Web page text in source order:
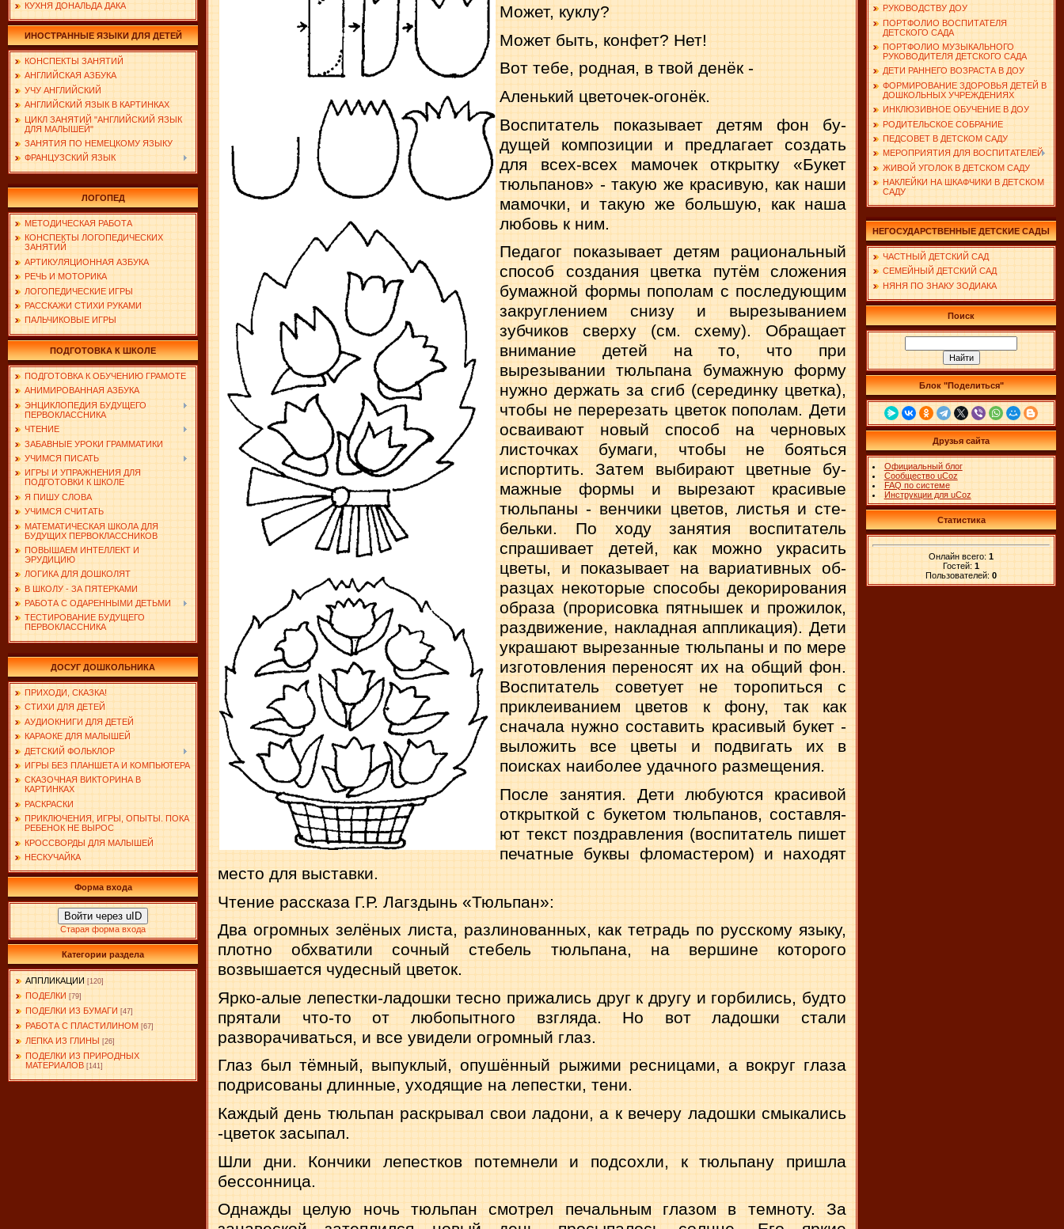
КУХНЯ ДОНАЛЬДА ДАКА
ИНОСТРАННЫЕ ЯЗЫКИ ДЛЯ ДЕТЕЙ
КОНСПЕКТЫ ЗАНЯТИЙ
АНГЛИЙСКАЯ АЗБУКА
УЧУ АНГЛИЙСКИЙ
АНГЛИЙСКИЙ ЯЗЫК В КАРТИНКАХ
ЦИКЛ ЗАНЯТИЙ "АНГЛИЙСКИЙ ЯЗЫК
ДЛЯ МАЛЫШЕЙ"
ЗАНЯТИЯ ПО НЕМЕЦКОМУ ЯЗЫКУ
ФРАНЦУЗСКИЙ ЯЗЫК
ЛОГОПЕД
МЕТОДИЧЕСКАЯ РАБОТА
КОНСПЕКТЫ ЛОГОПЕДИЧЕСКИХ
ЗАНЯТИЙ
АРТИКУЛЯЦИОННАЯ АЗБУКА
РЕЧЬ И МОТОРИКА
ЛОГОПЕДИЧЕСКИЕ ИГРЫ
РАССКАЖИ СТИХИ РУКАМИ
ПАЛЬЧИКОВЫЕ ИГРЫ
ПОДГОТОВКА К ШКОЛЕ
ПОДГОТОВКА К ОБУЧЕНИЮ ГРАМОТЕ
АНИМИРОВАННАЯ АЗБУКА
ЭНЦИКЛОПЕДИЯ БУДУЩЕГО
ПЕРВОКЛАССНИКА
ЧТЕНИЕ
ЗАБАВНЫЕ УРОКИ ГРАММАТИКИ
УЧИМСЯ ПИСАТЬ
ИГРЫ И УПРАЖНЕНИЯ ДЛЯ
ПОДГОТОВКИ К ШКОЛЕ
Я ПИШУ СЛОВА
УЧИМСЯ СЧИТАТЬ
МАТЕМАТИЧЕСКАЯ ШКОЛА ДЛЯ
БУДУЩИХ ПЕРВОКЛАССНИКОВ
ПОВЫШАЕМ ИНТЕЛЛЕКТ И
ЭРУДИЦИЮ
ЛОГИКА ДЛЯ ДОШКОЛЯТ
В ШКОЛУ - ЗА ПЯТЕРКАМИ
РАБОТА С ОДАРЕННЫМИ ДЕТЬМИ
ТЕСТИРОВАНИЕ БУДУЩЕГО
ПЕРВОКЛАССНИКА
ДОСУГ ДОШКОЛЬНИКА
ПРИХОДИ, СКАЗКА!
СТИХИ ДЛЯ ДЕТЕЙ
АУДИОКНИГИ ДЛЯ ДЕТЕЙ
КАРАОКЕ ДЛЯ МАЛЫШЕЙ
ДЕТСКИЙ ФОЛЬКЛОР
ИГРЫ БЕЗ ПЛАНШЕТА И КОМПЬЮТЕРА
СКАЗОЧНАЯ ВИКТОРИНА В
КАРТИНКАХ
РАСКРАСКИ
ПРИКЛЮЧЕНИЯ, ИГРЫ, ОПЫТЫ. ПОКА
РЕБЕНОК НЕ ВЫРОС
КРОССВОРДЫ ДЛЯ МАЛЫШЕЙ
НЕСКУЧАЙКА
Форма входа
Войти через uID
Старая форма входа
Категории раздела
АППЛИКАЦИИ [120]
ПОДЕЛКИ [79]
ПОДЕЛКИ ИЗ БУМАГИ [47]
РАБОТА С ПЛАСТИЛИНОМ [67]
ЛЕПКА ИЗ ГЛИНЫ [26]
ПОДЕЛКИ ИЗ ПРИРОДНЫХ
МАТЕРИАЛОВ [141]
Может, куклу?
Может быть, конфет? Нет!
Вот тебе, родная, в твой денёк -
Аленький цветочек-огонёк.
Воспитатель показывает детям фон бу­
дущей композиции и предлагает создать
для всех-всех мамочек открытку «Букет
тюльпанов» - такую же красивую, как на­ши
мамочки, и такую же большую, как на­ша
любовь к ним.
Педагог показывает детям рациональ­ный
способ создания цветка путём сло­жения
бумажной формы пополам с по­следующим
закруглением снизу и выре­зыванием
зубчиков сверху (см. схему). Обращает
внимание детей на то, что при
вырезывании тюльпана бумажную форму
нужно держать за сгиб (серединку цвет­ка),
чтобы не перерезать цветок пополам. Дети
осваивают новый способ на черно­вых
листочках бумаги, чтобы не бояться
испортить. Затем выбирают цветные бу­
мажные формы и вырезают красивые
тюльпаны - венчики цветов, листья и сте­
бельки. По ходу занятия воспитатель
спрашивает детей, как можно украсить
цветы, и показывает на вариативных об­
разцах некоторые способы декорирова­ния
образа (прорисовка пятнышек и про­жилок,
раздвижение, накладная апплика­ция). Дети
украшают вырезанные тюль­паны и по мере
изготовления переносят их на общий фон.
Воспитатель советует не торопиться с
приклеиванием цветов к фону, так как
сначала нужно составить красивый букет -
выложить все цветы и подвигать их в
поисках наиболее удачно­го размещения.
После занятия. Дети любуются красивой
открыткой с букетом тюльпанов, составля­
ют текст поздравления (воспитатель пи­шет
печатные буквы фломастером) и на­ходят
место для выставки.
Чтение рассказа Г.Р. Лагздынь «Тюль­пан»:
Два огромных зелёных листа, разлино­ванных, как тетрадь по русскому языку,
плотно обхватили сочный стебель тюльпа­на, на вершине которого
возвышается чу­десный цветок.
Ярко-алые лепестки-ладошки тесно при­жались друг к другу и горбились, будто
прятали что-то от любопытного взгляда. Но вот ладошки стали
разворачиваться, и все увидели огромный глаз.
Глаз был тёмный, выпуклый, опушённый рыжими ресницами, а вокруг глаза
подри­сованы длинные, уходящие на лепестки, тени.
Каждый день тюльпан раскрывал свои ладони, а к вечеру ладошки смыкались
-цветок засыпал.
Шли дни. Кончики лепестков потемне­ли и подсохли, к тюльпану пришла
бессон­ница.
Однажды целую ночь тюльпан смотрел печальным глазом в темноту. За
РУКОВОДСТВУ ДОУ
ПОРТФОЛИО ВОСПИТАТЕЛЯ
ДЕТСКОГО САДА
ПОРТФОЛИО МУЗЫКАЛЬНОГО
РУКОВОДИТЕЛЯ ДЕТСКОГО САДА
ДЕТИ РАННЕГО ВОЗРАСТА В ДОУ
ФОРМИРОВАНИЕ ЗДОРОВЬЯ ДЕТЕЙ В
ДОШКОЛЬНЫХ УЧРЕЖДЕНИЯХ
ИНКЛЮЗИВНОЕ ОБУЧЕНИЕ В ДОУ
РОДИТЕЛЬСКОЕ СОБРАНИЕ
ПЕДСОВЕТ В ДЕТСКОМ САДУ
МЕРОПРИЯТИЯ ДЛЯ ВОСПИТАТЕЛЕЙ
ЖИВОЙ УГОЛОК В ДЕТСКОМ САДУ
НАКЛЕЙКИ НА ШКАФЧИКИ В ДЕТСКОМ
САДУ
НЕГОСУДАРСТВЕННЫЕ ДЕТСКИЕ САДЫ
ЧАСТНЫЙ ДЕТСКИЙ САД
СЕМЕЙНЫЙ ДЕТСКИЙ САД
НЯНЯ ПО ЗНАКУ ЗОДИАКА
Поиск
Блок "Поделиться"
Друзья сайта
Официальный блог
Сообщество uCoz
FAQ по системе
Инструкции для uCoz
Статистика
Онлайн всего: 1
Гостей: 1
Пользователей: 0